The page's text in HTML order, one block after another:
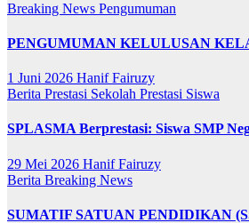
Breaking News Pengumuman
PENGUMUMAN KELULUSAN
1 Juni 2026 Hanif Fairuzy
Berita Prestasi Sekolah Prestasi Siswa
SPLASMA Berprestasi: Siswa SMP
29 Mei 2026 Hanif Fairuzy
Berita Breaking News
SUMATIF SATUAN PENDIDIKAN